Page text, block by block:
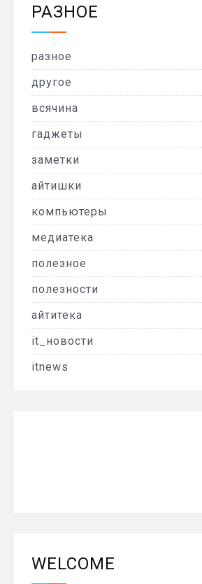
РАЗНОЕ
разное
другое
всячина
гаджеты
заметки
айтишки
компьютеры
медиатека
полезное
полезности
айтитека
it_новости
itnews
WELCOME